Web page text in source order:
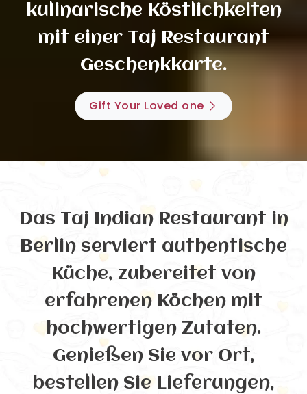
kulinarische Köstlichkeiten
mit einer Taj Restaurant
Geschenkkarte.
Gift Your Loved one
Das Taj Indian Restaurant in
Berlin serviert authentische
Küche, zubereitet von
erfahrenen Köchen mit
hochwertigen Zutaten.
Genießen Sie vor Ort,
bestellen Sie Lieferungen,